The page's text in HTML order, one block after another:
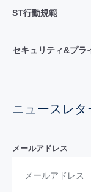
ST行動規範
セキュリティ&プラ
ニュースレタ
メールアドレス